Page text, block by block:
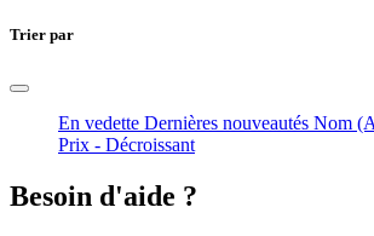
Trier par
En vedette Dernières nouveautés Nom
Prix - Décroissant
Besoin d'aide ?